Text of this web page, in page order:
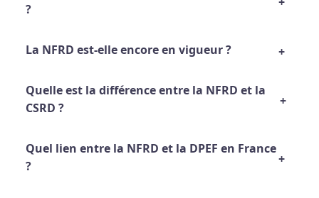
?
La NFRD est-elle encore en vigueur ?
Quelle est la différence entre la NFRD et la
CSRD ?
Quel lien entre la NFRD et la DPEF en France
?